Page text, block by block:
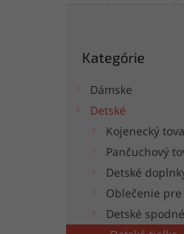
kategórie
Kategórie
Dámske
Detské
Kojenecký
Pančuchový
Detské
Oblečenie
Detské